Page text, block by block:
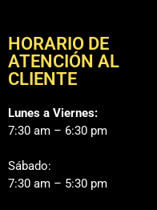
HORARIO DE
ATENCIÓN AL
CLIENTE
Lunes a Viernes:
7:30 am – 6:30 pm
Sábado:
7:30 am – 5:30 pm